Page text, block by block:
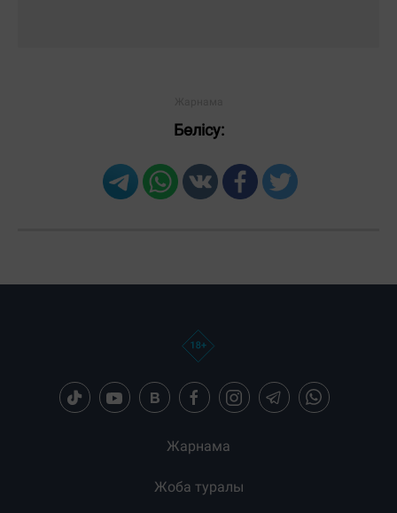
Бөлісу:
Жарнама
Жоба туралы